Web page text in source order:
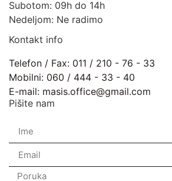
Subotom: 09h do 14h
Nedeljom: Ne radimo
Kontakt info
Telefon / Fax: 011 / 210 - 76 - 33
Mobilni: 060 / 444 - 33 - 40
E-mail: masis.office@gmail.com
Pišite nam